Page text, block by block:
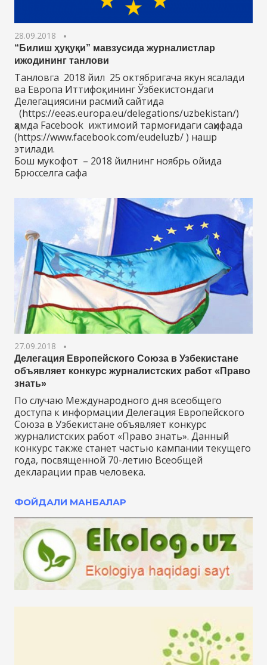
28.09.2018
“Билиш ҳуқуқи” мавзусида журналистлар
ижодининг танлови
Танловга 2018 йил 25 октябригача якун ясалади
ва Европа Иттифоқининг Ўзбекистондаги
Делегациясини расмий сайтида
(https://eeas.europa.eu/delegations/uzbekistan/)
ҳамда Facebook ижтимоий тармоғидаги саҳифада
(https://www.facebook.com/eudeluzb/ ) нашр
этилади.
Бош мукофот – 2018 йилнинг ноябрь ойида
Брюсселга сафа
27.09.2018
Делегация Европейского Союза в Узбекистане
объявляет конкурс журналистских работ «Право
знать»
По случаю Международного дня всеобщего
доступа к информации Делегация Европейского
Союза в Узбекистане объявляет конкурс
журналистских работ «Право знать». Данный
конкурс также станет частью кампании текущего
года, посвященной 70-летию Всеобщей
декларации прав человека.
ФОЙДАЛИ МАНБАЛАР